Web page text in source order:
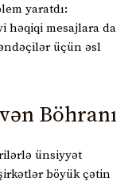
yaratdı:
həqiqi mesajlara da
üçün əsl
Böhranı
ünsiyyət
böyük çətin